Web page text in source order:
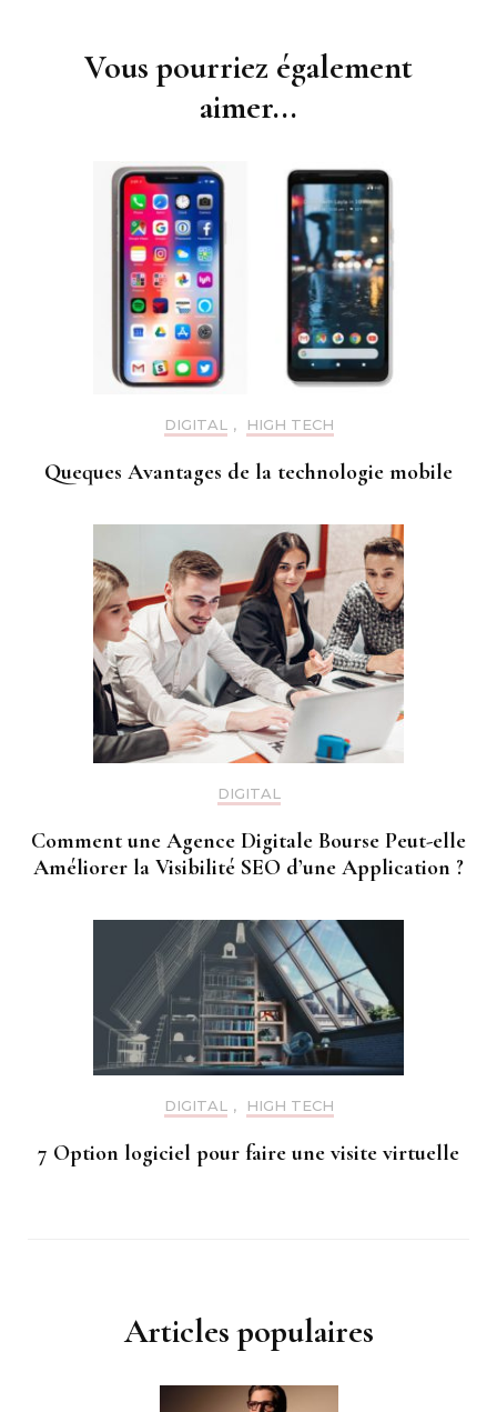
Vous pourriez également
aimer...
DIGITAL , HIGH TECH
Queques Avantages de la technologie mobile
DIGITAL
Comment une Agence Digitale Bourse Peut-elle
Améliorer la Visibilité SEO d’une Application ?
DIGITAL , HIGH TECH
7 Option logiciel pour faire une visite virtuelle
Articles populaires